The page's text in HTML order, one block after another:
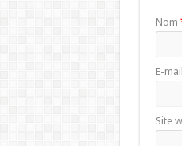
Nom
E-mail
Site